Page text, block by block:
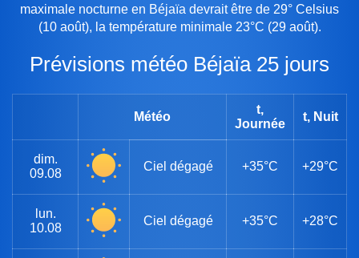
maximale nocturne en Béjaïa devrait être de 29° Celsius
(10 août), la température minimale 23°C (29 août).
Prévisions météo Béjaïa 25 jours
Météo
t,
Journée
t, Nuit
dim.
09.08
Ciel dégagé +35°C +29°C
lun.
10.08
Ciel dégagé +35°C +28°C